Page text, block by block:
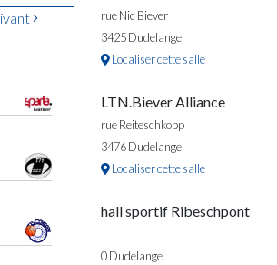
rue Nic Biever
3425 Dudelange
Localiser cette salle
LTN.Biever Alliance
rue Reiteschkopp
3476 Dudelange
Localiser cette salle
hall sportif Ribeschpont
0 Dudelange